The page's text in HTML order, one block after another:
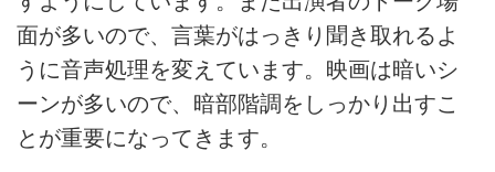
面が多いので、言葉がはっきり聞き取れるよ
うに音声処理を変えています。映画は暗いシ
ーンが多いので、暗部階調をしっかり出すこ
とが重要になってきます。